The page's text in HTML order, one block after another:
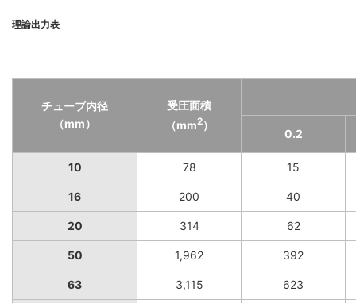
理論出力表
チューブ内径
（mm）
受圧面積
（mm2）
0.2
10 78 15
16 200 40
20 314 62
50 1,962 392
63 3,115 623